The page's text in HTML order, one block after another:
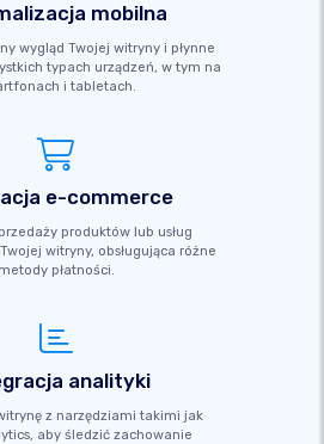
mobilna
wygląd Twojej witryny i płynne
typach urządzeń, w tym na
i tabletach.
e-commerce
produktów lub usług
witryny, obsługująca różne
metody płatności.
analityki
z narzędziami takimi jak
aby śledzić zachowanie